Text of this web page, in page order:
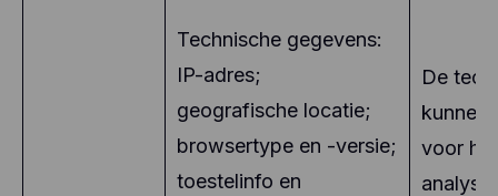
Technische gegevens:
IP-adres;
geografische locatie;
browsertype en -versie;
toestelinfo en
De
kunnen
voor het